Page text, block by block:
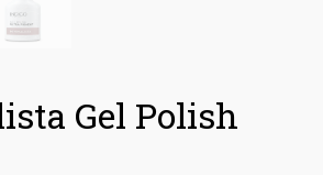
Gel Polish